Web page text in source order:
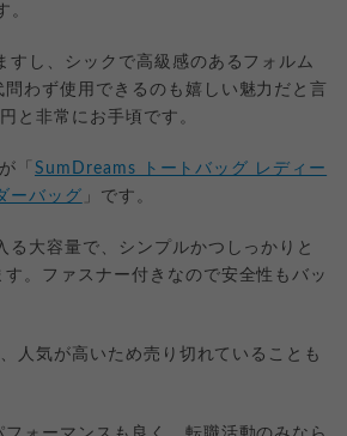
。
すし、シックで高級感のあるフォルム
わず使用できるのも嬉しい魅力だと言
と非常にお手頃です。
「 SumDreams トートバッグ レディー
ーバッグ 」です。
る大容量で、シンプルかつしっかりと
す。ファスナー付きなので安全性もバッ
人気が高いため売り切れていることも